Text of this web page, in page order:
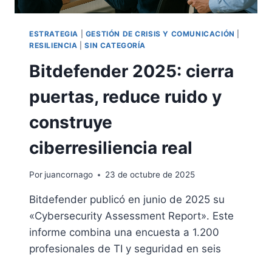
DE
ESTRATEGIA GESTIÓN DE CRISIS Y COMUNICACIÓN
RESILIENCIA
|SIN CATEGORÍA
Bitdefender 2025: cierra
puertas, reduce ruido y
construye
ciberresiliencia real
Por juancornago 23 de octubre de 2025
Bitdefender publicó en junio de 2025 su
«Cybersecurity Assessment Report». Este
informe combina una encuesta a 1.200
profesionales de TI y seguridad en seis